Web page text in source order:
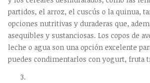
partidos, el arroz, el cuscús o la quinua,
opciones nutritivas y duraderas que,
asequibles y sustanciosas. Los copos de
leche o agua son una opción excelente
puedes condimentarlos con yogurt, fruta